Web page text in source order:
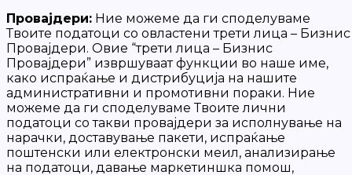
Провајдери: Ние можеме да ги споделуваме
Твоите податоци со овластени трети лица – Бизнис
Провајдери. Овие “трети лица – Бизнис
Провајдери” извршуваат функции во наше име,
како испраќање и дистрибуција на нашите
административни и промотивни пораки. Ние
можеме да ги споделуваме Твоите лични
податоци со такви провајдери за исполнување на
нарачки, доставување пакети, испраќање
поштенски или електронски меил, анализирање
на податоци, давање маркетиншка помош,